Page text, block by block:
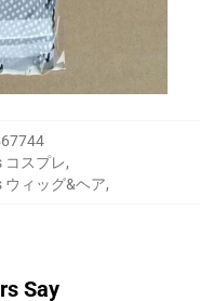
コスプレ,
ウィッグ&ヘア,
Say